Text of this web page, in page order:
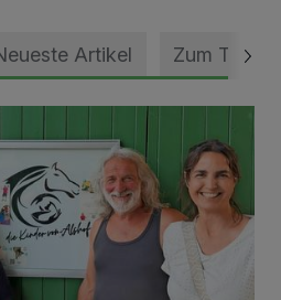
Artikel Zum Thema
Artenschutz gewürdigt